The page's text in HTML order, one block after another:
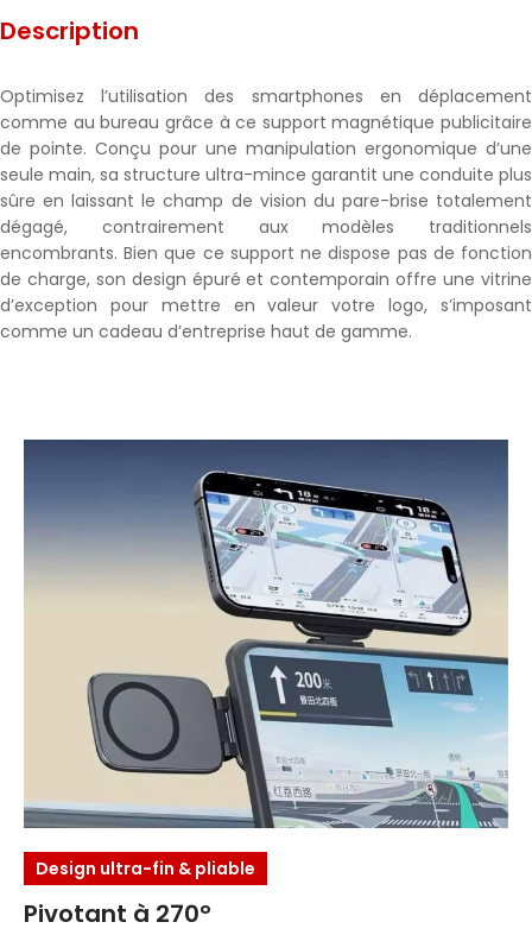
Description
Optimisez l’utilisation des smartphones en déplacement
comme au bureau grâce à ce support magnétique publicitaire
de pointe. Conçu pour une manipulation ergonomique d’une
seule main, sa structure ultra-mince garantit une conduite plus
sûre en laissant le champ de vision du pare-brise totalement
dégagé, contrairement aux modèles traditionnels
encombrants. Bien que ce support ne dispose pas de fonction
de charge, son design épuré et contemporain offre une vitrine
d’exception pour mettre en valeur votre logo, s’imposant
comme un cadeau d’entreprise haut de gamme.
Design ultra-fin & pliable
Pivotant à 270°